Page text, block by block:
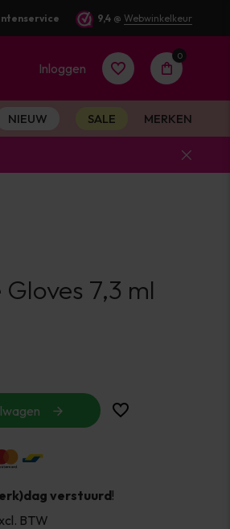
9,4 @ Webwinkelkeur
Inloggen
Account
aanmaken
0
NIEUW SALE MERKEN
7,3 ml
verstuurd!
BTW